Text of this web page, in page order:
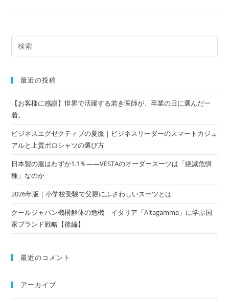
最近の投稿
【お客様に感謝】世界で活躍する若き医師が、卒業の日に選んだ一
着。
ビジネスエグゼクティブの夏服｜ビジネスリーダーのスマートカジュ
アルと上質ポロシャツの選び方
日本製の服はわずか1.1％——VESTAのオーダースーツは「絶滅危惧
種」なのか
2026年版｜小学校受験で父親にふさわしいスーツとは
クールジャパン機構解体の危機 イタリア「Altagamma」に学ぶ国
家ブランド戦略【後編】
最近のコメント
アーカイブ